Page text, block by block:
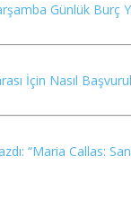
Günlük Burç
İçin Nasıl
“Maria Callas: